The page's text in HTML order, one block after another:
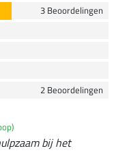
3 Beoordelingen
2 Beoordelingen
bij het